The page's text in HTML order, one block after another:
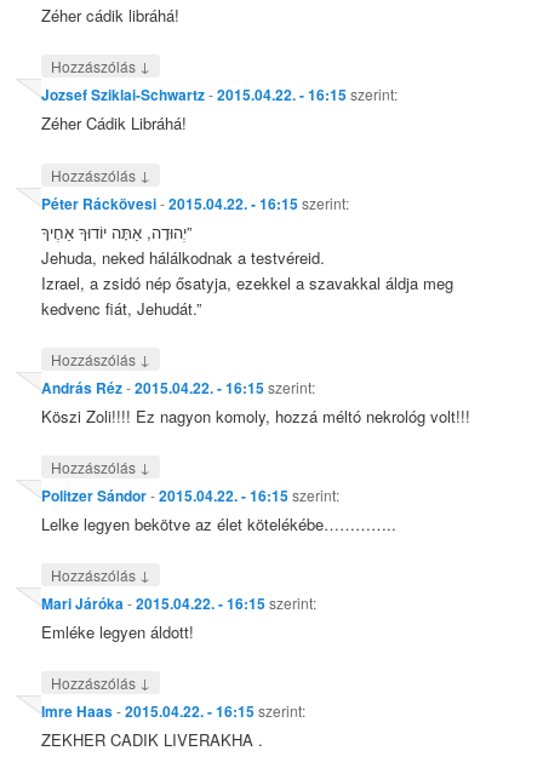
Zéher cádik libráhá!
Hozzászólás ↓
Jozsef Sziklai-Schwartz-2015.04.22. - 16:15szerint:
Zéher Cádik Libráhá!
Hozzászólás ↓
Péter Ráckövesi-2015.04.22. - 16:15szerint:
יְהוּדָה, אַתָּה יוֹדוּךָ אַחֶיךָ”
Jehuda, neked hálálkodnak a testvéreid.
Izrael, a zsidó nép ősatyja, ezekkel a szavakkal áldja meg
kedvenc fiát, Jehudát.”
Hozzászólás ↓
András Réz-2015.04.22. - 16:15szerint:
Köszi Zoli!!!! Ez nagyon komoly, hozzá méltó nekrológ volt!!!
Hozzászólás ↓
Politzer Sándor-2015.04.22. - 16:15szerint:
Lelke legyen bekötve az élet kötelékébe…………..
Hozzászólás ↓
Mari Járóka-2015.04.22. - 16:15szerint:
Emléke legyen áldott!
Hozzászólás ↓
Imre Haas-2015.04.22. - 16:15szerint:
ZEKHER CADIK LIVERAKHA .